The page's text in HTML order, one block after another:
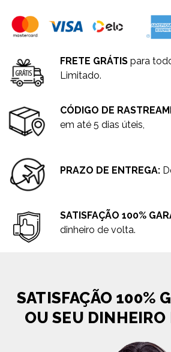
FRETE GRÁTIS para
Limitado.
CÓDIGO DE
em até 5 dias úteis,
PRAZO DE ENTREGA:
SATISFAÇÃO 100%
dinheiro de volta.
SATISFAÇÃO 100%
OU SEU DINHEIRO